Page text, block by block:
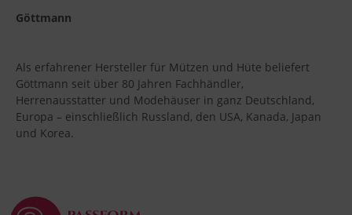
Göttmann
Als erfahrener Hersteller für Mützen und Hüte beliefert
Göttmann seit über 80 Jahren Fachhändler,
Herrenausstatter und Modehäuser in ganz Deutschland,
Europa – einschließlich Russland, den USA, Kanada, Japan
und Korea.